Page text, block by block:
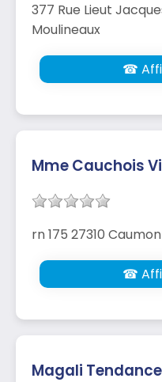
377 Rue Lieut
Moulineaux
☎
Mme Cauchois
rn 175 27310
☎
Magali Tendance